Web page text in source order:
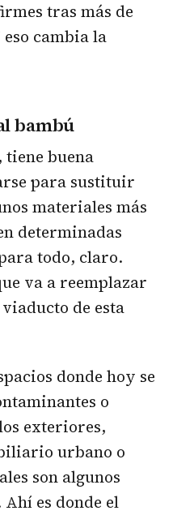
tras más de
cambia la
bambú
tiene buena
para sustituir
materiales más
determinadas
todo, claro.
va a reemplazar
de esta
donde hoy se
o
exteriores,
urbano o
son algunos
es donde el